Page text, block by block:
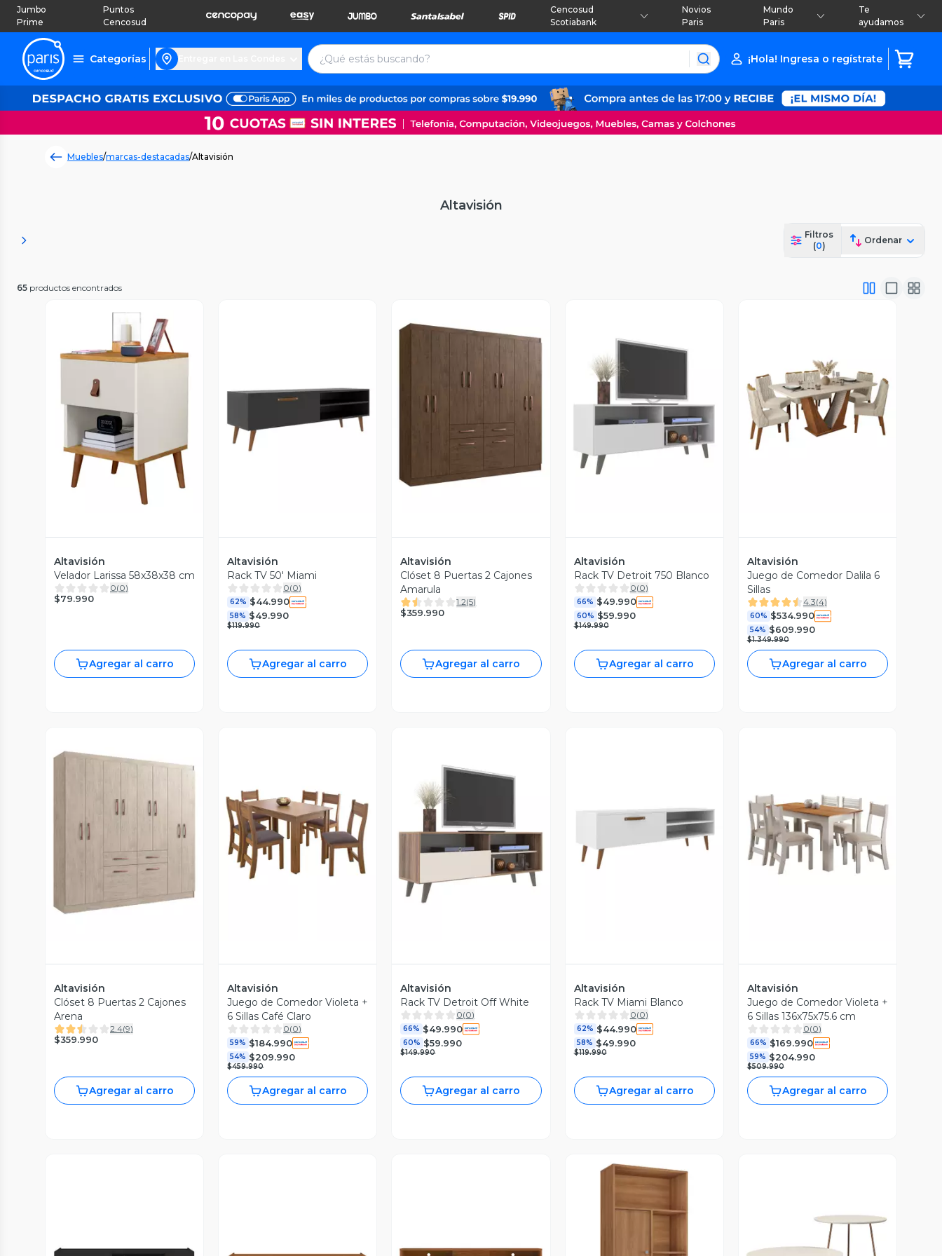
Jumbo
Prime
Puntos
Cencosud
Cencosud
Scotiabank
Novios
Paris
Mundo
Paris
Te
ayudamos
Categorías ¡Hola! Ingresa o regístrate
Muebles/marcas-destacadas/Altavisión
Altavisión
Filtros
(0)
Ordenar
65 productos encontrados
Vista Previa
Altavisión
Velador Larissa 58x38x38 cm
0(0)
$79.990
Agregar al carro
Vista Previa
Altavisión
Rack TV 50' Miami
0(0)
62% $44.990
58% $49.990
$119.990
Agregar al carro
Altavisión
Clóset 8 Puertas 2 Cajones
Amarula
1.2(5)
$359.990
Agregar al carro
Vista Previa
Altavisión
Rack TV Detroit 750 Blanco
0(0)
66% $49.990
60% $59.990
$149.990
Agregar al carro
Vista Previa
Altavisión
Juego de Comedor Dalila 6
Sillas
4.3(4)
60% $534.990
54% $609.990
$1.349.990
Agregar al carro
Altavisión
Clóset 8 Puertas 2 Cajones
Arena
2.4(9)
$359.990
Agregar al carro
Vista Previa
Altavisión
Juego de Comedor Violeta +
6 Sillas Café Claro
0(0)
59% $184.990
54% $209.990
$459.990
Agregar al carro
Vista Previa
Altavisión
Rack TV Detroit Off White
0(0)
66% $49.990
60% $59.990
$149.990
Agregar al carro
Vista Previa
Altavisión
Rack TV Miami Blanco
0(0)
62% $44.990
58% $49.990
$119.990
Agregar al carro
Vista Previa
Altavisión
Juego de Comedor Violeta +
6 Sillas 136x75x75.6 cm
0(0)
66% $169.990
59% $204.990
$509.990
Agregar al carro